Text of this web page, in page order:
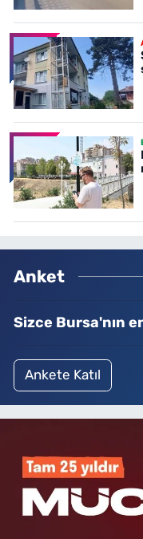
Anket
Sizce Bursa'nın
Ankete Katıl